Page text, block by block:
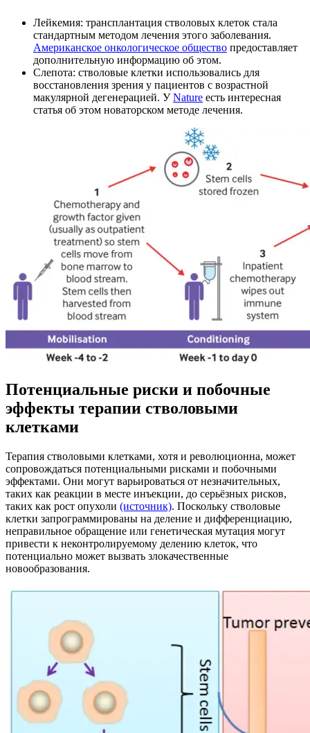
Лейкемия: трансплантация стволовых клеток стала
стандартным методом лечения этого заболевания.
Американское онкологическое общество предоставляет
дополнительную информацию об этом.
Слепота: стволовые клетки использовались для
восстановления зрения у пациентов с возрастной
макулярной дегенерацией. УNature есть интересная
статья об этом новаторском методе лечения.
Потенциальные риски и побочные
эффекты терапии стволовыми
клетками
Терапия стволовыми клетками, хотя и революционна, может
сопровождаться потенциальными рисками и побочными
эффектами. Они могут варьироваться от незначительных,
таких как реакции в месте инъекции, до серьёзных рисков,
таких как рост опухоли (источник). Поскольку стволовые
клетки запрограммированы на деление и дифференциацию,
неправильное обращение или генетическая мутация могут
привести к неконтролируемому делению клеток, что
потенциально может вызвать злокачественные
новообразования.